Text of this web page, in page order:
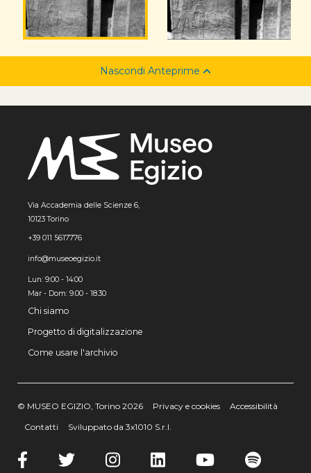
Nascondi Anteprime
Via Accademia delle Scienze 6,
10123 Torino
+39 011 5617776
info@museoegizio.it
Lun: 9:00 - 14:00
Mar - Dom: 9.00 - 18.30
Chi siamo
Progetto di digitalizzazione
Come usare l'archivio
© MUSEO EGIZIO, Torino 2026 Privacy e cookies
Accessibilità
Contatti
Sviluppato da 3x1010 S.r.l.